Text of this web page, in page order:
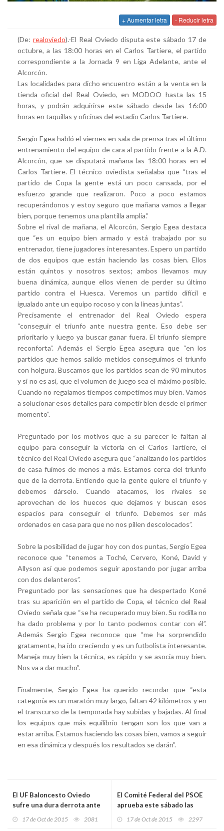
+ Aumentar letra - Reducir letra
(De: realoviedo).-El Real Oviedo disputa este sábado 17 de
octubre, a las 18:00 horas en el Carlos Tartiere, el partido
correspondiente a la Jornada 9 en Liga Adelante, ante el
Alcorcón.
Las localidades para dicho encuentro están a la venta en la
tienda oficial del Real Oviedo, en MODOO hasta las 15
horas, y podrán adquirirse este sábado desde las 16:00
horas en taquillas y oficinas del estadio Carlos Tartiere.
Sergio Egea habló el viernes en sala de prensa tras el último
entrenamiento del equipo de cara al partido frente a la A.D.
Alcorcón, que se disputará mañana las 18:00 horas en el
Carlos Tartiere. El técnico oviedista señalaba que “tras el
partido de Copa la gente está un poco cansada, por el
esfuerzo grande que realizaron. Poco a poco estamos
recuperándonos y estoy seguro que mañana vamos a llegar
bien, porque tenemos una plantilla amplia.”
Sobre el rival de mañana, el Alcorcón, Sergio Egea destaca
que “es un equipo bien armado y está trabajado por su
entrenador, tiene jugadores interesantes. Espero un partido
de dos equipos que están haciendo las cosas bien. Ellos
están quintos y nosotros sextos; ambos llevamos muy
buena dinámica, aunque ellos vienen de perder su último
partido contra el Huesca. Veremos un partido difícil e
igualado ante un equipo rocoso y con la líneas juntas”.
Precisamente el entrenador del Real Oviedo espera
“conseguir el triunfo ante nuestra gente. Eso debe ser
prioritario y luego ya buscar ganar fuera. El triunfo siempre
reconforta”. Además el Sergio Egea asegura que “en los
partidos que hemos salido metidos conseguimos el triunfo
con holgura. Buscamos que los partidos sean de 90 minutos
y si no es así, que el volumen de juego sea el máximo posible.
Cuando no regalamos tiempos competimos muy bien. Vamos
a solucionar esos detalles para competir bien desde el primer
momento”.
Preguntado por los motivos que a su parecer le faltan al
equipo para conseguir la victoria en el Carlos Tartiere, el
técnico del Real Oviedo asegura que “analizando los partidos
de casa fuimos de menos a más. Estamos cerca del triunfo
que de la derrota. Entiendo que la gente quiere el triunfo y
debemos dárselo. Cuando atacamos, los rivales se
aprovechan de los huecos que dejamos y buscan esos
espacios para conseguir el triunfo. Debemos ser más
ordenados en casa para que no nos pillen descolocados”.
Sobre la posibilidad de jugar hoy con dos puntas, Sergio Egea
reconoce que “tenemos a Toché, Cervero, Koné, David y
Allyson así que podemos seguir apostando por jugar arriba
con dos delanteros”.
Preguntado por las sensaciones que ha despertado Koné
tras su aparición en el partido de Copa, el técnico del Real
Oviedo señala que “se ha recuperado muy bien. Su rodilla no
ha dado problema y por lo tanto podemos contar con él”.
Además Sergio Egea reconoce que “me ha sorprendido
gratamente, ha ido creciendo y es un futbolista interesante.
Maneja muy bien la técnica, es rápido y se asocia muy bien.
Nos va a dar mucho”.
Finalmente, Sergio Egea ha querido recordar que “esta
categoría es un maratón muy largo, faltan 42 kilómetros y en
el transcurso de la temporada hay subidas y bajadas. Al final
los equipos que más equilibrio tengan son los que van a
estar arriba. Estamos haciendo las cosas bien, vamos a seguir
en esa dinámica y después los resultados se darán”.
El UF Baloncesto Oviedo
sufre una dura derrota ante
17 de Oct de 2015 2081
El Comité Federal del PSOE
aprueba este sábado las
17 de Oct de 2015 2297